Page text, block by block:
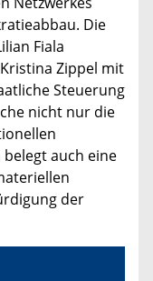
Die
Fiala
Zippel mit
Steuerung
nicht nur die
auch eine
der